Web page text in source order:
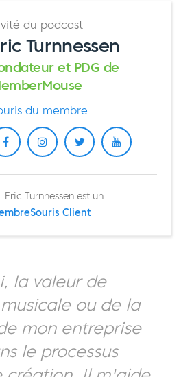
du podcast
Turnnessen
et PDG de
du membre
Eric Turnnessen est un
Client
la valeur de
ou de la
mon entreprise
le processus